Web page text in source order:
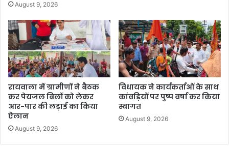
August 9, 2026
रायवाला में ग्रामीणों ने बैठक
कर पेयजल बिलों को लेकर
आर-पार की लड़ाई का किया
ऐलान
August 9, 2026
विधायक ने कार्यकर्ताओं के साथ
कांवड़ियों पर पुष्प वर्षा कर किया
स्वागत
August 9, 2026